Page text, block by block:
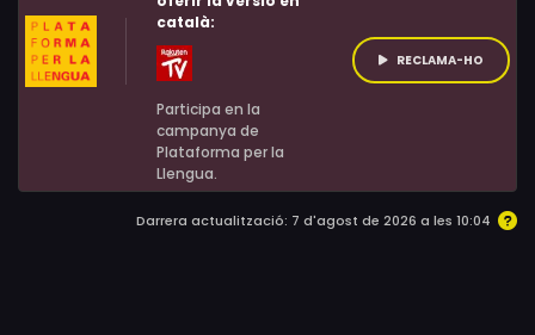
català:
Participa en la
campanya de
Plataforma per la
Llengua.
RECLAMA-HO
Darrera actualització: 7 d'agost de 2026 a les 10:04